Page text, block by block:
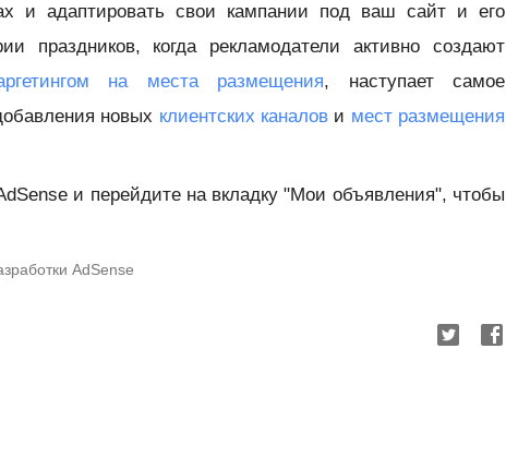
и адаптировать свои кампании под ваш сайт и его
праздников, когда рекламодатели активно создают
на места размещения, наступает самое
новых клиентских каналов и мест размещения
и перейдите на вкладку "Мои объявления", чтобы
AdSense